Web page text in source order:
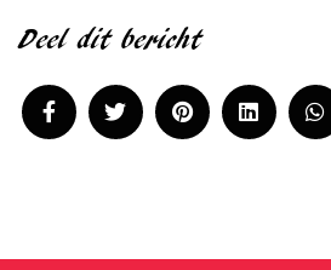
Deel dit bericht